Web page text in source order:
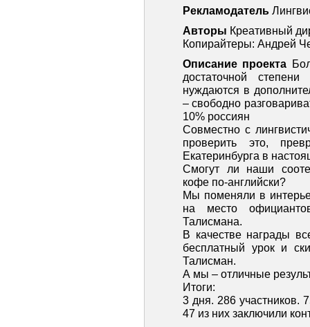
Рекламодатель
Авторы Креативный
Копирайтеры: Андрей
Описание проекта
достаточной
нуждаются в
– свободно
10% россиян
Совместно с
проверить это,
Екатеринбурга в
Смогут ли наши
кофе по-английски?
Мы поменяли в
на место
Талисмана.
В качестве награды
бесплатный урок и
Талисман.
А мы – отличные
Итоги:
3 дня. 286 участников.
47 из них заключили